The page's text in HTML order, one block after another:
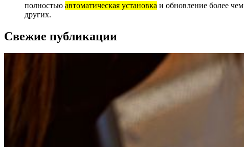
полностью автоматическая установка и обновление более чем
других.
Свежие публикации